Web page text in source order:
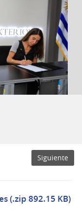
Siguiente
(.zip 892.15 KB)